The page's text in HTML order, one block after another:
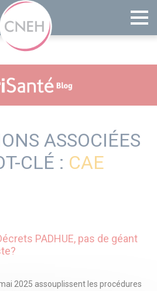
ASSOCIÉES
CLÉ : CAE
PADHUE, pas de géant
2025 assouplissent les procédures